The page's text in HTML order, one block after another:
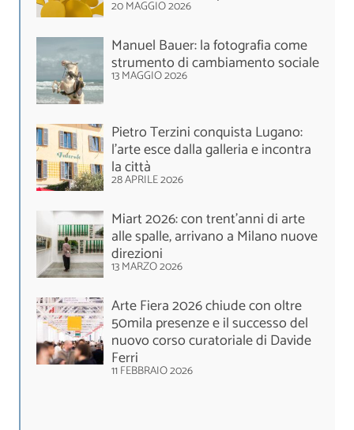
20 MAGGIO 2026
Manuel Bauer: la fotografia come
strumento di cambiamento sociale
13 MAGGIO 2026
Pietro Terzini conquista Lugano:
l’arte esce dalla galleria e incontra
la città
28 APRILE 2026
Miart 2026: con trent’anni di arte
alle spalle, arrivano a Milano nuove
direzioni
13 MARZO 2026
Arte Fiera 2026 chiude con oltre
50mila presenze e il successo del
nuovo corso curatoriale di Davide
Ferri
11 FEBBRAIO 2026